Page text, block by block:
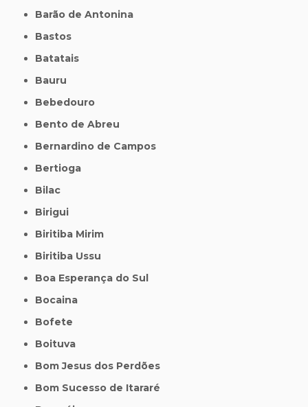
Barão de Antonina
Bastos
Batatais
Bauru
Bebedouro
Bento de Abreu
Bernardino de Campos
Bertioga
Bilac
Birigui
Biritiba Mirim
Biritiba Ussu
Boa Esperança do Sul
Bocaina
Bofete
Boituva
Bom Jesus dos Perdões
Bom Sucesso de Itararé